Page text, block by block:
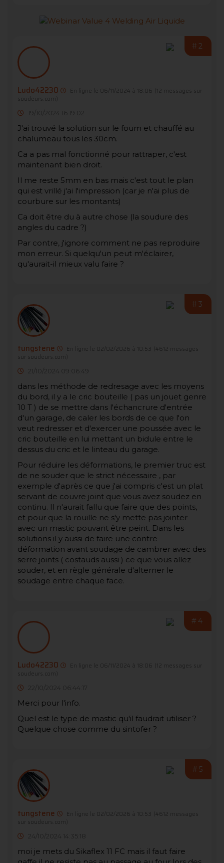
#2
Ludo42230 En ligne le 06/11/2024 à 18:06
(12 messages sur
soudeurs.com)
19/10/2024 16:19:02
J'ai trouvé la solution sur le foum et chauffé au
chalumeau tous les 30cm.
Ca a pas mal fonctionné pour rattraper, c'est
maintenant bien droit.
Il me reste 5mm en bas mais c'est tout le plan
qui est vrillé j'ai l'impression (car je n'ai plus de
courbure sur les montants)
Ca doit être du à autre chose (la soudure des
angles du cadre ?)
Par contre, j'ignore comment ne pas reproduire
mon erreur. Si quelqu'un peut m'éclairer,
qu'aurait-il mieux valu faire ?
#3
tungstene En ligne le 02/02/2026 à 10:53
(4612 messages
sur soudeurs.com)
21/10/2024 09:06:49
dans les méthode de redresage avec les moyens
du bord, il y a le cric bouteille ( pas un jouet genre
10 T ) de se mettre dans l'échancrure d'entrée
d'un garage, de caler les bords de ce que l'on
veut redresser et d'exercer une poussée avec le
cric bouteille en lui mettant un bidule entre le
dessus du cric et le linteau du garage.
Pour réduire les déformations, le premier truc est
de ne souder que le strict nécessaire , par
exemple d'après ce que j'ai compris c'est un plat
servant de couvre joint que vous avez soudez en
continu. Il n'aurait fallu que faire que des points,
et pour que la rouille ne s'y mette pas jointer
avec un mastic pouvant être peint. Dans les
solutions il y aussi de faire une contre
déformation avant soudage de cambrer avec des
serre joints ( costauds aussi ) ce que vous allez
souder, et en règle générale d'alterner le
soudage entre chaque face.
#4
Ludo42230 En ligne le 06/11/2024 à 18:06
(12 messages sur
soudeurs.com)
22/10/2024 06:44:17
Merci pour l'info.
Quel est le type de mastic qu'il faudrait utiliser ?
Quelque chose comme du sintofer ?
#5
tungstene En ligne le 02/02/2026 à 10:53
(4612 messages
sur soudeurs.com)
24/10/2024 14:35:18
moi je mets du Sikaflex 11 FC mais il faut faire